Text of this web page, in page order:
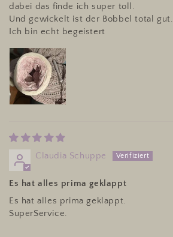
dabei das finde ich super toll.
Und gewickelt ist der Bobbel total gut.
Ich bin echt begeistert
Claudia Schuppe
Es hat alles prima geklappt
Es hat alles prima geklappt.
SuperService.